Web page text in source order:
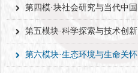
第四模·块社会研究与当代中国
第五模块·科学探索与技术创新
第六模块·生态环境与生命关怀